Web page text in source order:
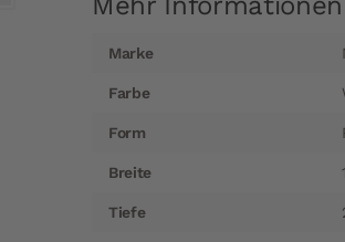
Informationen
Marke
Farbe
Form
Breite
Tiefe